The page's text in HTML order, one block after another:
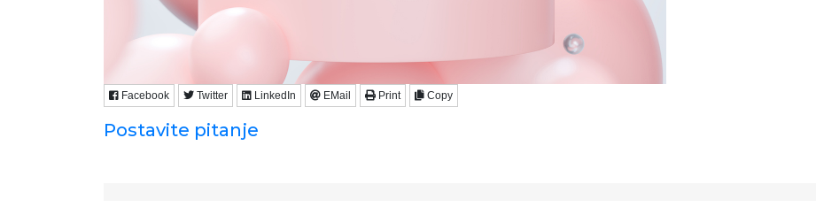
Facebook Twitter LinkedIn EMail Print Copy
Postavite pitanje